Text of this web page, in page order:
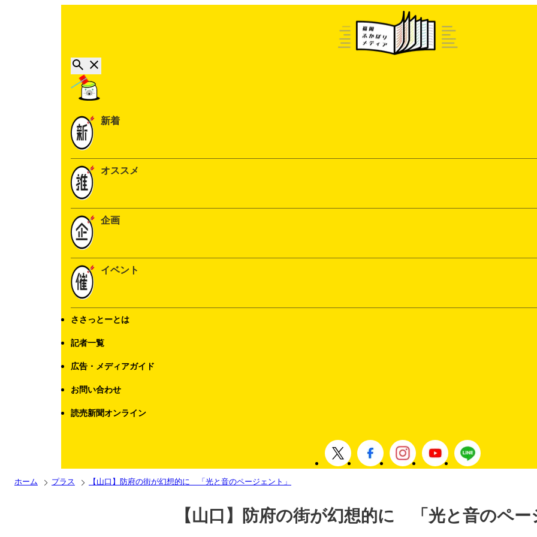
新着
オススメ
企画
イベント
ささっとーとは
記者一覧
広告・メディアガイド
お問い合わせ
読売新聞オンライン
ホーム プラス 【山口】防府の街が幻想的に 「光と音のページェント」
【山口】防府の街が幻想的に 「光と音のペー